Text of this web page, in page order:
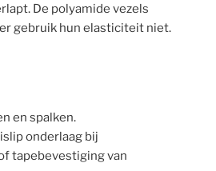
De polyamide vezels
gebruik hun elasticiteit niet.
en spalken.
onderlaag bij
tapebevestiging van